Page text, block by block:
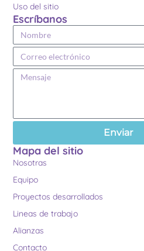
Uso del sitio
Escríbanos
Enviar
Mapa del sitio
Nosotras
Equipo
Proyectos desarrollados
Lineas de trabajo
Alianzas
Contacto